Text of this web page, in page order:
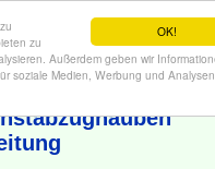
OK!
zu
Außerdem geben wir
soziale Medien, Werbung und Analysen
deutsche Anleitung!